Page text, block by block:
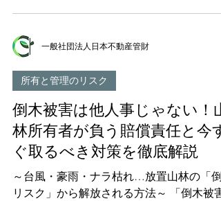
なります。そして、把握していない不動産
登記のしようがありません。 特に見落とさ
れやすいのが山林・原野です。
山林所有者が負う法的責任｜最大で数千万
の損害賠償も 6. 土砂災害警戒区域の山林を
放置するとどうなる？7つのリスク 7. 土砂
害警戒区域の山林が「売れない」3つの理由
8. 土砂災害警戒区域の山林を手放す4つの方
法 9. 相続土地国庫帰属制度は山林に使える
か？ 10. よくある質問（FAQ） まとめ｜土
災害警戒区域の山林は、早めの決断がカギ
はじめに｜あなたの山林は「土砂災害警戒
域」に入っていませんか？ 「ニュースで土
一般社団法人日本不動産管財
所有と管理のリスク
倒木被害は他人事じゃない！山
林所有者が負う賠償責任と今す
ぐ取るべき対策を徹底解説
～台風・豪雨・ナラ枯れ…放置山林の「倒
リスク」から解放される方法～ 「倒木被害